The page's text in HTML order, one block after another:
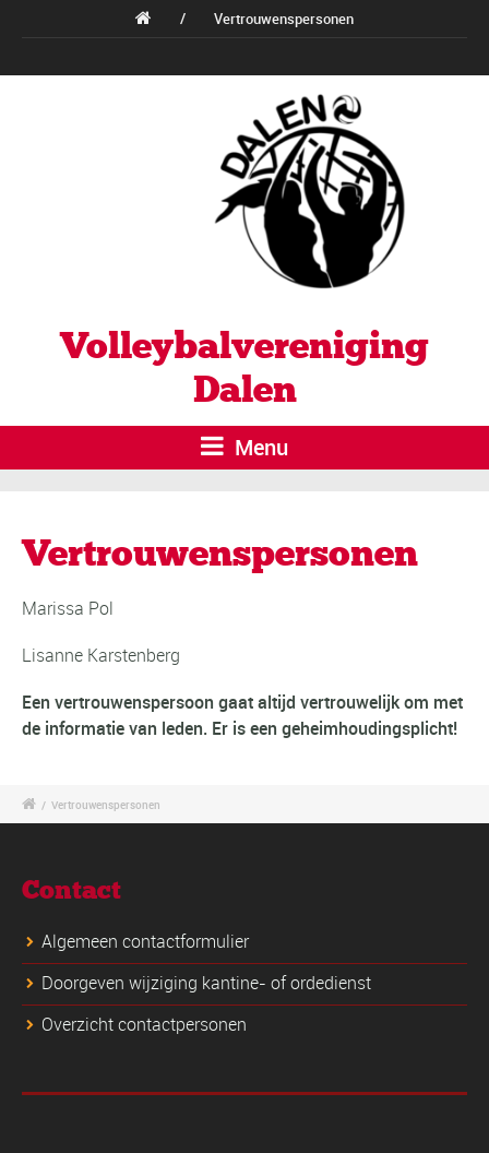
/ Vertrouwenspersonen
Volleybalvereniging
Dalen
Menu
Vertrouwenspersonen
Marissa Pol
Lisanne Karstenberg
Een vertrouwenspersoon gaat altijd vertrouwelijk om met
de informatie van leden. Er is een geheimhoudingsplicht!
/ Vertrouwenspersonen
Contact
Algemeen contactformulier
Doorgeven wijziging kantine- of ordedienst
Overzicht contactpersonen